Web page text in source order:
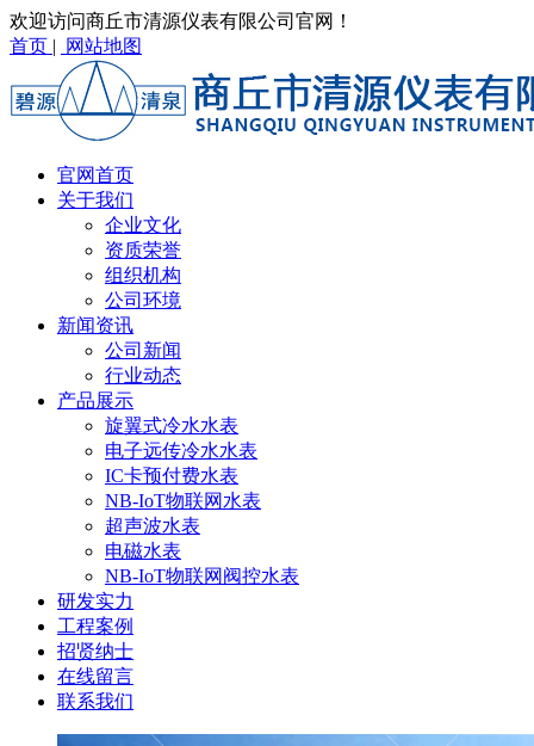
欢迎访问商丘市清源仪表有限公司官网！
首页 | 网站地图
官网首页
关于我们
企业文化
资质荣誉
组织机构
公司环境
新闻资讯
公司新闻
行业动态
产品展示
旋翼式冷水水表
电子远传冷水水表
IC卡预付费水表
NB-IoT物联网水表
超声波水表
电磁水表
NB-IoT物联网阀控水表
研发实力
工程案例
招贤纳士
在线留言
联系我们